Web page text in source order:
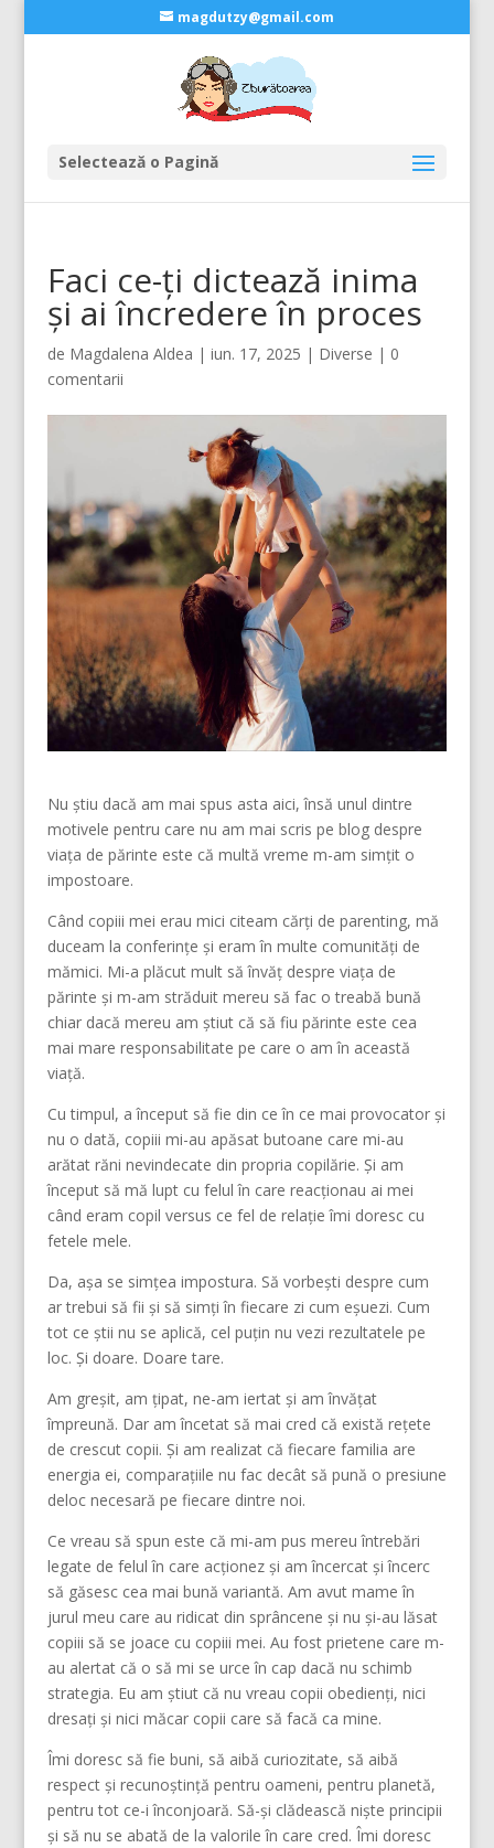
magdutzy@gmail.com
Selectează o Pagină
Faci ce-ți dictează inima
și ai încredere în proces
de Magdalena Aldea | iun. 17, 2025 | Diverse | 0
comentarii
Nu știu dacă am mai spus asta aici, însă unul dintre
motivele pentru care nu am mai scris pe blog despre
viața de părinte este că multă vreme m-am simțit o
impostoare.
Când copiii mei erau mici citeam cărți de parenting, mă
duceam la conferințe și eram în multe comunități de
mămici. Mi-a plăcut mult să învăț despre viața de
părinte și m-am străduit mereu să fac o treabă bună
chiar dacă mereu am știut că să fiu părinte este cea
mai mare responsabilitate pe care o am în această
viață.
Cu timpul, a început să fie din ce în ce mai provocator și
nu o dată, copiii mi-au apăsat butoane care mi-au
arătat răni nevindecate din propria copilărie. Și am
început să mă lupt cu felul în care reacționau ai mei
când eram copil versus ce fel de relație îmi doresc cu
fetele mele.
Da, așa se simțea impostura. Să vorbești despre cum
ar trebui să fii și să simți în fiecare zi cum eșuezi. Cum
tot ce știi nu se aplică, cel puțin nu vezi rezultatele pe
loc. Și doare. Doare tare.
Am greșit, am țipat, ne-am iertat și am învățat
împreună. Dar am încetat să mai cred că există rețete
de crescut copii. Și am realizat că fiecare familia are
energia ei, comparațiile nu fac decât să pună o presiune
deloc necesară pe fiecare dintre noi.
Ce vreau să spun este că mi-am pus mereu întrebări
legate de felul în care acționez și am încercat și încerc
să găsesc cea mai bună variantă. Am avut mame în
jurul meu care au ridicat din sprâncene și nu și-au lăsat
copiii să se joace cu copiii mei. Au fost prietene care m-
au alertat că o să mi se urce în cap dacă nu schimb
strategia. Eu am știut că nu vreau copii obedienți, nici
dresați și nici măcar copii care să facă ca mine.
Îmi doresc să fie buni, să aibă curiozitate, să aibă
respect și recunoștință pentru oameni, pentru planetă,
pentru tot ce-i înconjoară. Să-și clădească niște principii
și să nu se abată de la valorile în care cred. Îmi doresc